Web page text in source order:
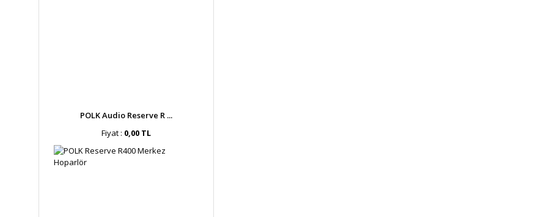
POLK Audio Reserve R ...
Fiyat : 0,00 TL